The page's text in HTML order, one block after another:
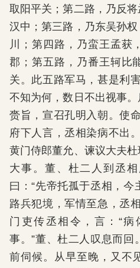
取阳平关；第二路，乃反
汉中；第三路，乃东吴孙
川；第四路，乃蛮王孟获
郡；第五路，乃番王轲比
关。此五路军马，甚是利
不知为何，数日不出视事
赍旨，宣召孔明入朝。使
府下人言，丞相染病不出
黄门侍郎董允、谏议大夫
大事。董、杜二人到丞
曰：“先帝托孤于丞相，
路兵犯境，军情至急，丞
门吏传丞相令，言：“
事。”董、杜二人叹息而
前伺候。从早至晚，又不